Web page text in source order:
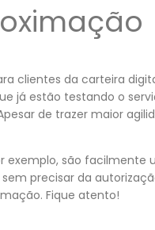
clientes da carteira
já estão testando o
de trazer maior
são facilmente
precisar da
Fique atento!